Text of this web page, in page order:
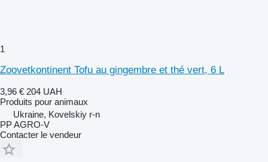
1
Zoovetkontinent Tofu au gingembre et thé vert, 6 L
3,96 € 204 UAH
Produits pour animaux
Ukraine, Kovelskiy r-n
PP AGRO-V
Contacter le vendeur